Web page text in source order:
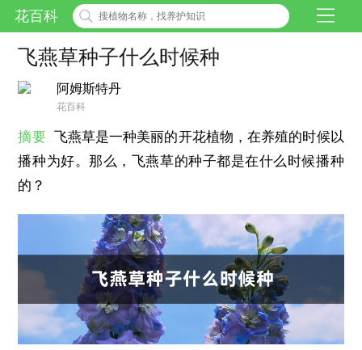
花百科
飞燕草种子什么时候种
阿姆斯特丹
花百科
摘要 飞燕草是一种美丽的开花植物，在养殖的时候以
播种为好。那么，飞燕草的种子都是在什么时候播种
的？